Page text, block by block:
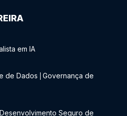
em IA
de Dados
Governança de
Seguro de